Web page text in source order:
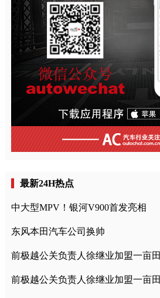
最新24H热点
中大型MPV！银河V900首发亮相
东风本田汽车公司换帅
前极越公关负责人徐继业加盟一亩田
前极越公关负责人徐继业加盟一亩田